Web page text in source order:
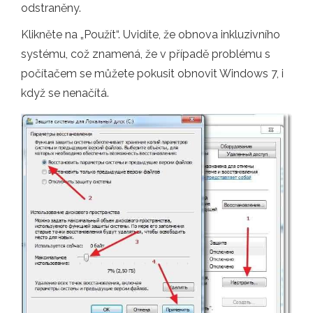
odstraněny.
Klikněte na „Použít“. Uvidíte, že obnova inkluzivního
systému, což znamená, že v případě problému s
počítačem se můžete pokusit obnovit Windows 7, i
když se nenačítá.